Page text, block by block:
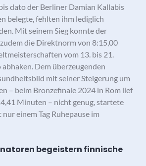
dato der Berliner Damian Kallabis
belegte, fehlten ihm lediglich
Mit seinem Sieg konnte der
die Direktnorm von 8:15,00
vom 13. bis 21.
Dem überzeugenden
mit seiner Steigerung um
– beim Bronzefinale 2024 in Rom lief
Minuten – nicht genug, startete
einem Tag Ruhepause im
begeistern finnische